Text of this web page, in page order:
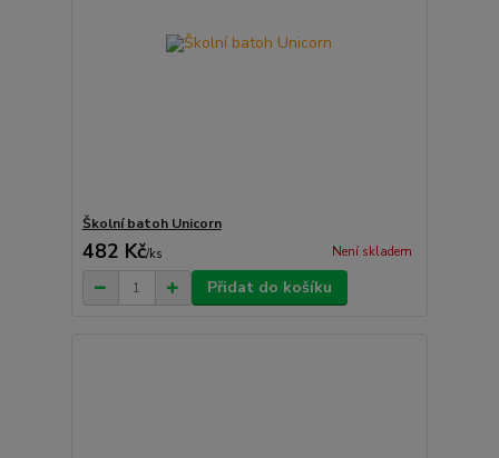
Školní batoh Unicorn
482 Kč/ks Není skladem
Přidat do košíku